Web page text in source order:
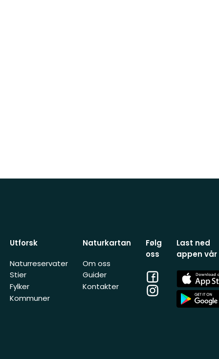
Utforsk
Naturreservater
Stier
Fylker
Kommuner
Naturkartan
Om oss
Guider
Kontakter
Følg
oss
Facebook
Instagram
Last ned
appen vår
App
Store
App
Store